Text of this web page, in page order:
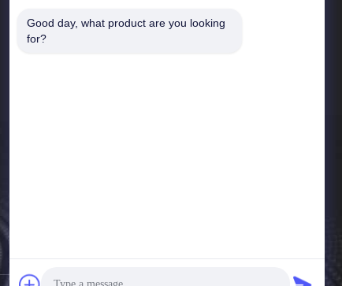
Schnelle Links
Good day, what product are you looking
for?